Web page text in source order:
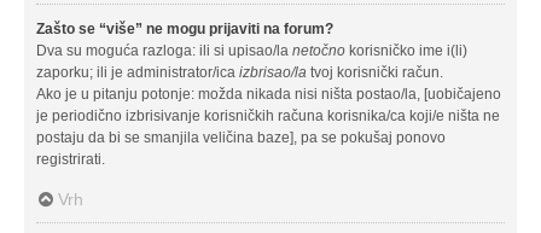
Zašto se “više” ne mogu prijaviti na forum?
Dva su moguća razloga: ili si upisao/la netočno korisničko ime i(li)
zaporku; ili je administrator/ica izbrisao/la tvoj korisnički račun.
Ako je u pitanju potonje: možda nikada nisi ništa postao/la, [uobičajeno
je periodično izbrisivanje korisničkih računa korisnika/ca koji/e ništa ne
postaju da bi se smanjila veličina baze], pa se pokušaj ponovo
registrirati.
Vrh